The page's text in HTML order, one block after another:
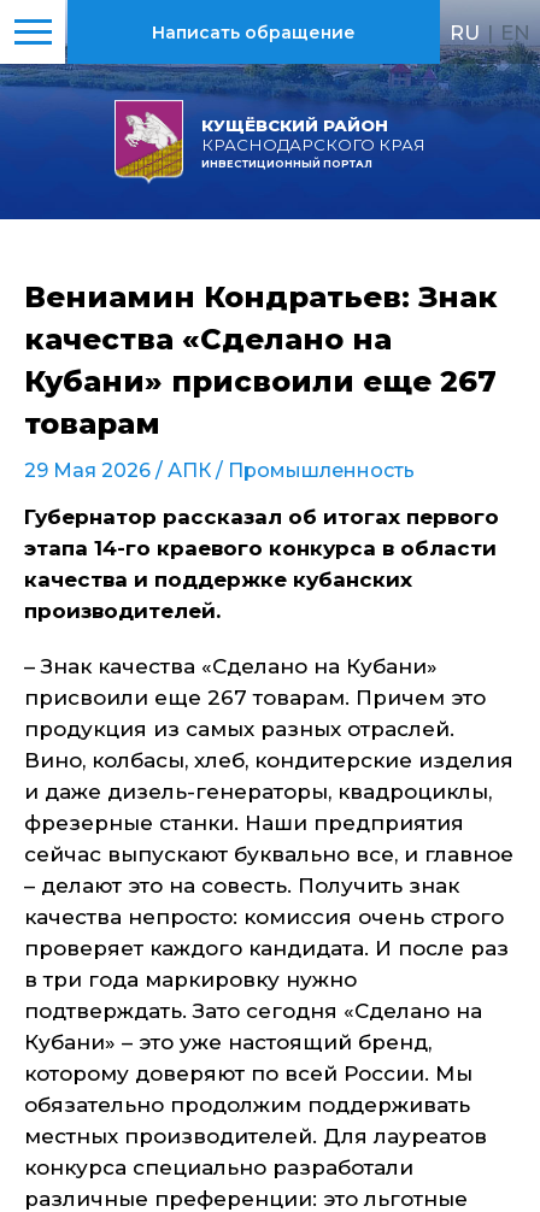
КУЩЁВСКИЙ РАЙОН
КРАСНОДАРСКОГО КРАЯ
ИНВЕСТИЦИОННЫЙ ПОРТАЛ
Написать обращение RU | EN
Вениамин Кондратьев: Знак
качества «Сделано на
Кубани» присвоили еще 267
товарам
29 Мая 2026 / АПК / Промышленность
Губернатор рассказал об итогах первого
этапа 14-го краевого конкурса в области
качества и поддержке кубанских
производителей.
– Знак качества «Сделано на Кубани»
присвоили еще 267 товарам. Причем это
продукция из самых разных отраслей.
Вино, колбасы, хлеб, кондитерские изделия
и даже дизель-генераторы, квадроциклы,
фрезерные станки. Наши предприятия
сейчас выпускают буквально все, и главное
– делают это на совесть. Получить знак
качества непросто: комиссия очень строго
проверяет каждого кандидата. И после раз
в три года маркировку нужно
подтверждать. Зато сегодня «Сделано на
Кубани» – это уже настоящий бренд,
которому доверяют по всей России. Мы
обязательно продолжим поддерживать
местных производителей. Для лауреатов
конкурса специально разработали
различные преференции: это льготные